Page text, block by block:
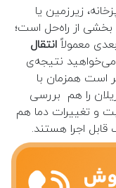
زیرزمین یا
از راه‌حل است؛
معمولاًانتقال
نتیجه‌ی
است همزمان با
را هم بررسی
و تغییرات دما هم
اجرا هستند.